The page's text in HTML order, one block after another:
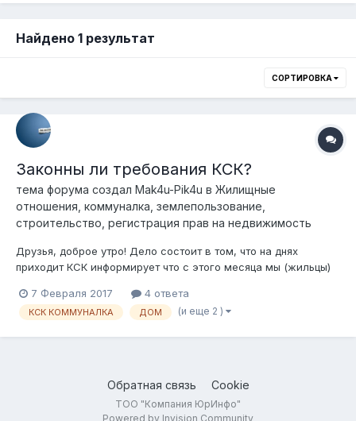
Найдено 1 результат
СОРТИРОВКА
Законны ли требования КСК?
тема форума создал Mak4u-Pik4u в Жилищные
отношения, коммуналка, землепользование,
строительство, регистрация прав на недвижимость
Друзья, доброе утро! Дело состоит в том, что на днях
приходит КСК информирует что с этого месяца мы (жильцы)
цокольном этаже нашего Ж/К, 50 тенге в день что в месяц
выходить 1500 тысяч, в эту стоимость по их словам входит
7 Февраля 2017 4 ответа
КСК КОММУНАЛКА ДОМ (и еще 2 )
Обратная связь Cookie
ТОО "Компания ЮрИнфо"
Powered by Invision Community